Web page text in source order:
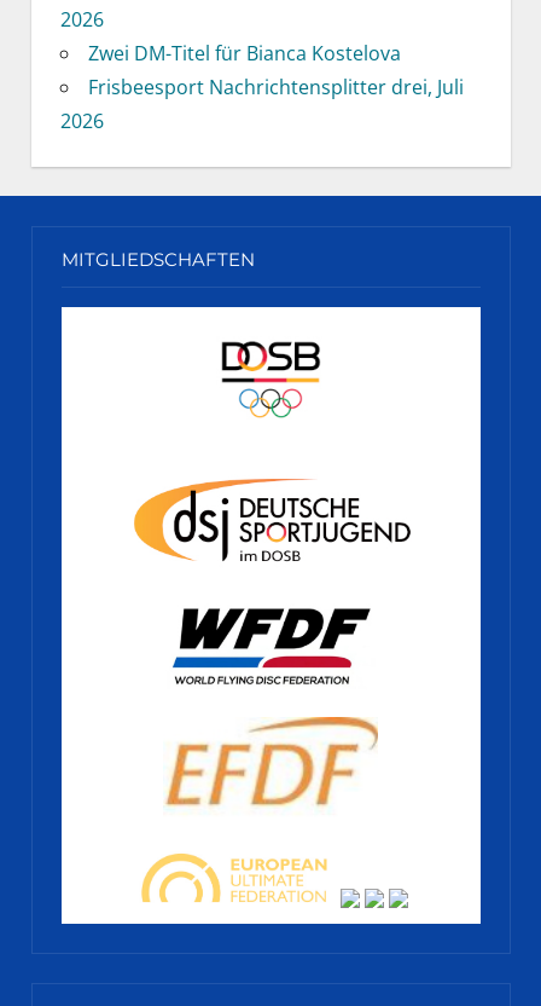
2026
Zwei DM-Titel für Bianca Kostelova
Frisbeesport Nachrichtensplitter drei, Juli
2026
MITGLIEDSCHAFTEN